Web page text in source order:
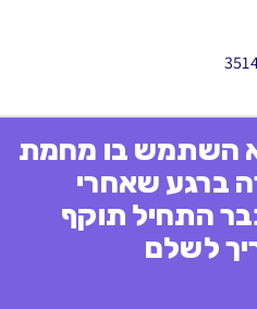
השתמש בו מחמת
ברגע שאחרי
התחיל תוקף
לשלם